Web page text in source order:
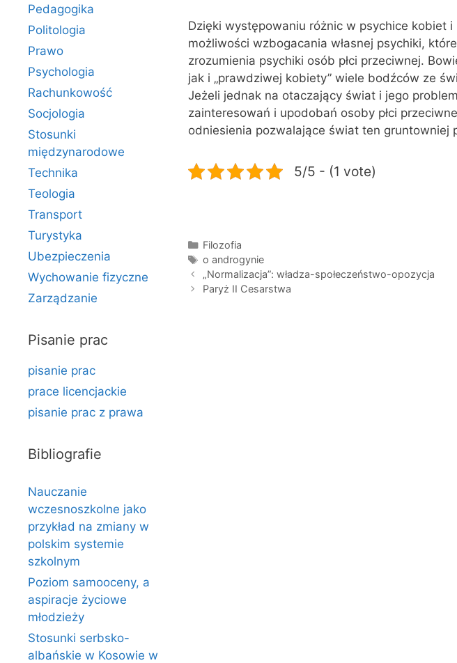
Dzięki występowaniu różnic w psychice kobiet
możliwości wzbogacania własnej psychiki,
zrozumienia psychiki osób płci przeciwnej.
jak i „prawdziwej kobiety” wiele bodźców ze
Jeżeli jednak na otaczający świat i jego
zainteresowań i upodobań osoby płci
odniesienia pozwalające świat ten gruntowniej
5/5 - (1 vote)
Kategorie
Filozofia
Tagi
o androgynie
„Normalizacja”: władza-społeczeństwo-opozycja
Paryż II Cesarstwa
Pedagogika
Politologia
Prawo
Psychologia
Rachunkowość
Socjologia
Stosunki
międzynarodowe
Technika
Teologia
Transport
Turystyka
Ubezpieczenia
Wychowanie fizyczne
Zarządzanie
Pisanie prac
pisanie prac
prace licencjackie
pisanie prac z prawa
Bibliografie
Nauczanie
wczesnoszkolne jako
przykład na zmiany w
polskim systemie
szkolnym
Poziom samooceny, a
aspiracje życiowe
młodzieży
Stosunki serbsko-
albańskie w Kosowie w